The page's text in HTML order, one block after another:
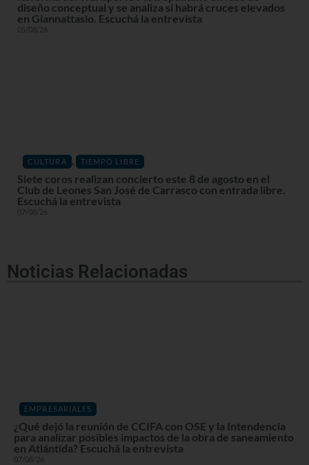
diseño conceptual y se analiza si habrá cruces elevados
en Giannattasio. Escuchá la entrevista
05/08/26
CULTURA , TIEMPO LIBRE
Siete coros realizan concierto este 8 de agosto en el
Club de Leones San José de Carrasco con entrada libre.
Escuchá la entrevista
07/08/26
Noticias Relacionadas
EMPRESARIALES
¿Qué dejó la reunión de CCIFA con OSE y la Intendencia
para analizar posibles impactos de la obra de saneamiento
en Atlántida? Escuchá la entrevista
07/08/26